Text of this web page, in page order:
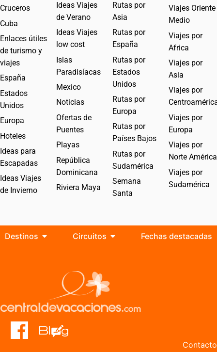
Cruceros
Cuba
Enlaces útiles
de turismo y
viajes
España
Estados
Unidos
Europa
Hoteles
Ideas para
Escapadas
Ideas Viajes
de Invierno
Ideas Viajes
de Verano
Ideas Viajes
low cost
Islas
Paradisíacas
Mexico
Noticias
Ofertas de
Puentes
Playas
República
Dominicana
Riviera Maya
Rutas por
Asia
Rutas por
España
Rutas por
Estados
Unidos
Rutas por
Europa
Rutas por
Países Bajos
Rutas por
Sudamérica
Semana
Santa
Viajes Oriente
Medio
Viajes por
Africa
Viajes por
Asia
Viajes por
Viajes por
Europa
Viajes por
Norte América
Viajes por
Sudamérica
Destinos Circuitos Fechas destacadas
Contacto